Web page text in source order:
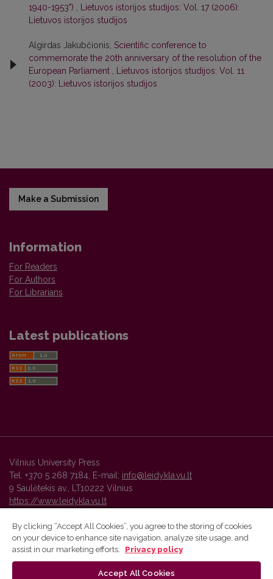
1940-1953")
Lietuvos istorijos studijos: Vol. 17 (2006):
Lietuvos istorijos studijos
Algirdas Jakubčionis, Scientific conference to
commemorate the 20th anniversary of the resolution of the
European Parliament
Lietuvos istorijos studijos: Vol. 11
(2003): Lietuvos istorijos studijos
Make a Submission
Information
For Readers
For Authors
For Librarians
Latest publications
Vilnius University Press
Tel. +370 5 268 7184, E-mail: info@leidykla.vu.lt
9 Saulėtekis av., LT10222 Vilnius
https://www.leidykla.vu.lt
Vilnius University Press platform and metadata are distributed by
By clicking “Accept All Cookies”, you agree to the storing of cookies
on your device to enhance site navigation, analyze site usage, and
assist in our marketing efforts.
Privacy policy
Accept All Cookies